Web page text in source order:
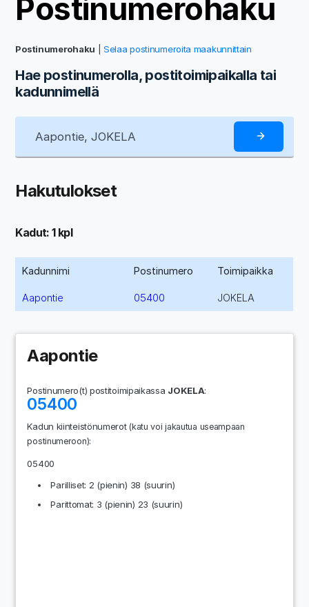
Postinumerohaku
Postinumerohaku |Selaa postinumeroita maakunnittain
Hae postinumerolla, postitoimipaikalla tai
kadunnimellä
Hakutulokset
Kadut: 1 kpl
Kadunnimi Postinumero Toimipaikka
Aapontie 05400 JOKELA
Aapontie
Postinumero(t) postitoimipaikassa JOKELA:
05400
Kadun kiinteistönumerot(katu voi jakautua useampaan
postinumeroon):
05400
Parilliset: 2 (pienin) 38 (suurin)
Parittomat: 3 (pienin) 23 (suurin)